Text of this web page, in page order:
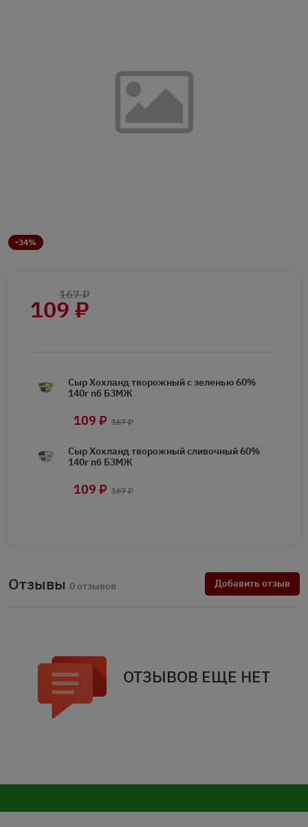
-34%
109 ₽
167 ₽
Сыр Хохланд творожный с зеленью 60%
140г пб БЗМЖ
109 ₽ 167 ₽
Сыр Хохланд творожный сливочный 60%
140г пб БЗМЖ
109 ₽ 167 ₽
Отзывы 0 отзывов Добавить отзыв
ОТЗЫВОВ ЕЩЕ НЕТ